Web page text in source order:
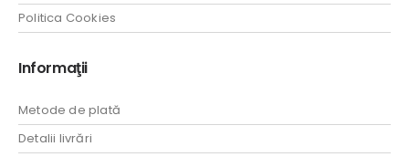
Politica Cookies
Informaţii
Metode de plată
Detalii livrări